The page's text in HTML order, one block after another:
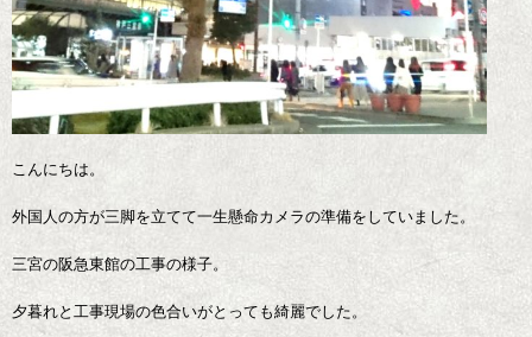
こんにちは。
外国人の方が三脚を立てて一生懸命カメラの準備をしていました。
三宮の阪急東館の工事の様子。
夕暮れと工事現場の色合いがとっても綺麗でした。